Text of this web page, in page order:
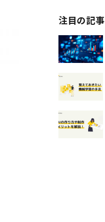
注目の記事